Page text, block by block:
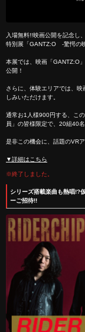
入場無料!!映画公開を記念し、
特別展「GANTZ:O -驚愕の
本展では、映画「GANTZ:O
公開！
さらに、体験エリアでは、
しみいただけます。
通常お1人様900円する、こ
員」の皆様限定で、20組40
是非この機会に、話題のVR
▼詳細はこちら
※終了しました。
シリーズ搭載楽曲も熱唱!?
ーご招待!!